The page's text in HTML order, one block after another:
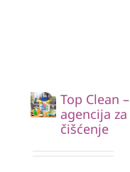
Top Clean –
agencija za
čišćenje